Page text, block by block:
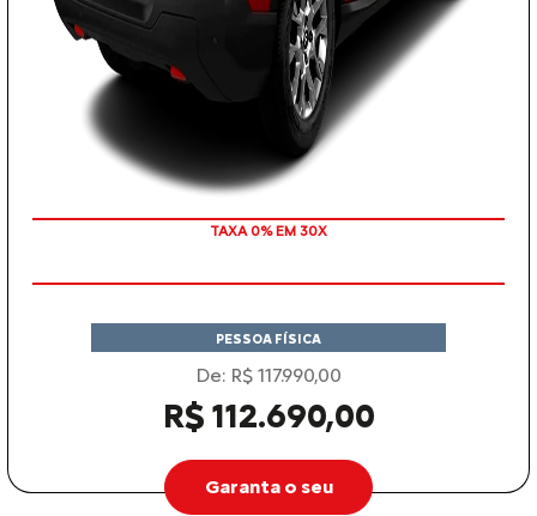
TAXA 0% EM 30X
PESSOA FÍSICA
De: R$ 117.990,00
R$ 112.690,00
Garanta o seu